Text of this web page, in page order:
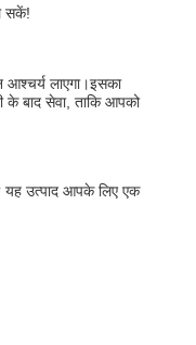
सकें!
लाएगा।इसका
बाद सेवा, ताकि आपको
यह उत्पाद आपके लिए एक